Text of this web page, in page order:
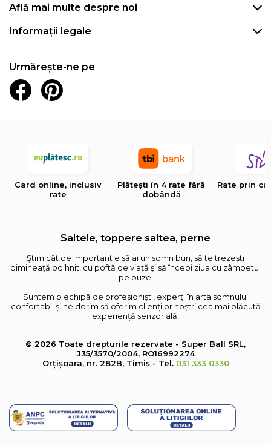
Află mai multe despre noi
Informații legale
Urmărește-ne pe
Card online, inclusiv
rate
Plătești în 4 rate fără
dobândă
Rate prin
Saltele, toppere saltea, perne
Știm cât de important e să ai un somn bun, să te trezești
dimineață odihnit, cu poftă de viață și să începi ziua cu zâmbetul
pe buze!
Suntem o echipă de profesioniști, experți în arta somnului
confortabil și ne dorim să oferim clienților noștri cea mai plăcută
experiență senzorială!
© 2026 Toate drepturile rezervate - Super Ball SRL,
J35/3570/2004, RO16992274
Orțișoara, nr. 282B, Timiș - Tel. 031 333 0330